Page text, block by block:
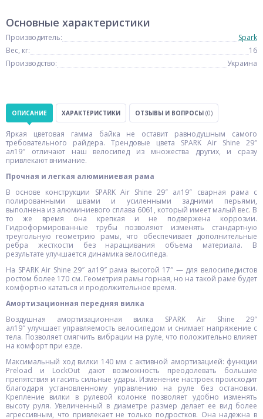
Основные характеристики
Производитель:
Spark
Вес, кг:
16
Производство:
Украина
ОПИСАНИЕ ХАРАКТЕРИСТИКИ ОТЗЫВЫ И ВОПРОСЫ (0)
Яркая цветовая гамма байка не оставит равнодушным самого
требовательного райдера. Трендовые цвета SPARK Air Shine 29″
ал19″ отличают наш велосипед из множества других, и сразу
привлекают внимание.
Прочная и легкая алюминиевая рама
В основе конструкции SPARK Air Shine 29″ ал19″ сварная рама с
полированными швами и усиленными задними перьями,
выполнена из алюминиевого сплава 6061, который имеет малый вес. В
то же время она крепкая и не подвержена коррозии.
Гидроформированные трубы позволяют изменять стандартную
треугольную геометрию рамы, что обеспечивает дополнительные
ребра жесткости без наращивания объема материала. В
результате улучшается динамика велосипеда.
На SPARK Air Shine 29″ ал19″ рама высотой 17″ — для велосипедистов
ростом более 170 см. Геометрия рамы горная, но на такой раме будет
комфортно кататься и продолжительное время.
Амортизационная передняя вилка
Воздушная амортизационная вилка SPARK Air Shine 29″
ал19″ улучшает управляемость велосипедом и снимает напряжение с
тела. Позволяет смягчить вибрации на руле, что положительно влияет
на комфорт при езде.
Максимальный ход вилки 140 мм с активной амортизацией: функции
Preload и LockOut дают возможность преодолевать большие
препятствия и гасить сильные удары. Изменение настроек происходит
благодаря установленному управлению на руле без остановки.
Крепление вилки в рулевой колонке позволяет удобно изменять
высоту руля. Увеличенный в диаметре размер делает ее вид более
агрессивным, что привлекает не только подростков. Она надежна в